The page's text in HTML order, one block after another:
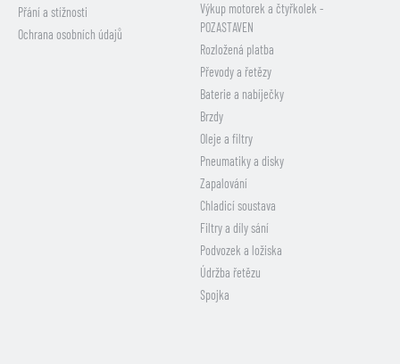
Přání a stížnosti
Ochrana osobních údajů
Výkup motorek a čtyřkolek -
POZASTAVEN
Rozložená platba
Převody a řetězy
Baterie a nabíječky
Brzdy
Oleje a filtry
Pneumatiky a disky
Zapalování
Chladicí soustava
Filtry a díly sání
Podvozek a ložiska
Údržba řetězu
Spojka